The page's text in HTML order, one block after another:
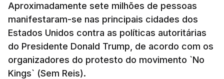
Aproximadamente sete milhões de pessoas
manifestaram-se nas principais cidades dos
Estados Unidos contra as políticas autoritárias
do Presidente Donald Trump, de acordo com os
organizadores do protesto do movimento `No
Kings` (Sem Reis).